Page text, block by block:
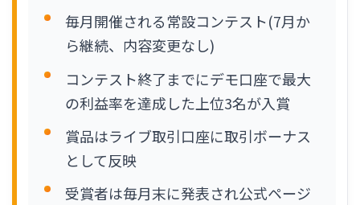
毎月開催される常設コンテスト(7月か
ら継続、内容変更なし)
コンテスト終了までにデモ口座で最大
の利益率を達成した上位3名が入賞
賞品はライブ取引口座に取引ボーナス
として反映
受賞者は毎月末に発表され公式ページ